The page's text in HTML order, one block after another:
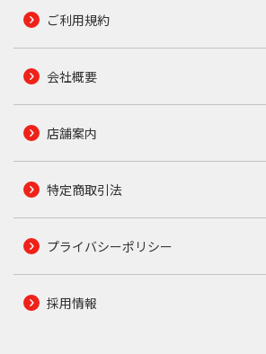
ご利用規約
会社概要
店舗案内
特定商取引法
プライバシーポリシー
採用情報